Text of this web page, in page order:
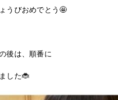
うびおめでとう🤩
後は、順番に
した🐞